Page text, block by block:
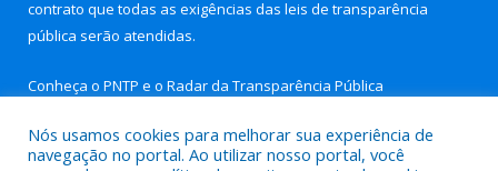
contrato que todas as exigências das leis de transparência
pública serão atendidas.
Conheça o PNTP e o Radar da Transparência Pública
Nós usamos cookies para melhorar sua experiência de
navegação no portal. Ao utilizar nosso portal, você